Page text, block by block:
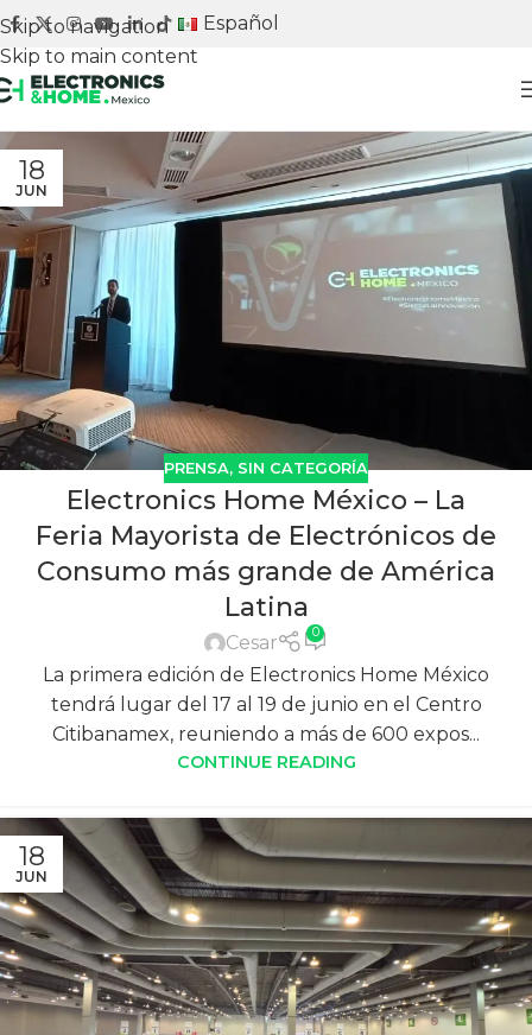
Skip to navigation
Skip to main content
Español
18
JUN
PRENSA, SIN CATEGORÍA
Electronics Home México – La
Feria Mayorista de Electrónicos de
Consumo más grande de América
Latina
Cesar 0
La primera edición de Electronics Home México
tendrá lugar del 17 al 19 de junio en el Centro
Citibanamex, reuniendo a más de 600 expos...
CONTINUE READING
18
JUN